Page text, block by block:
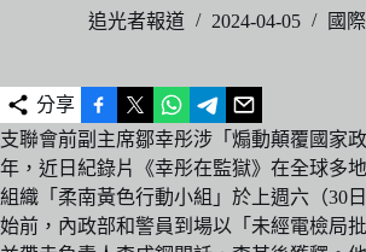
追光者報道 2024-04-05 國際
分享
支聯會前副主席鄒幸彤涉「煽動顛覆國家
年，近日紀錄片《幸彤在監獄》在全球多
組織「柔南黃色行動小組」於上週六（30
始前，內政部和警員到場以「未經電檢局